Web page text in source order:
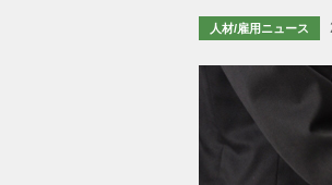
人材/雇用ニュース